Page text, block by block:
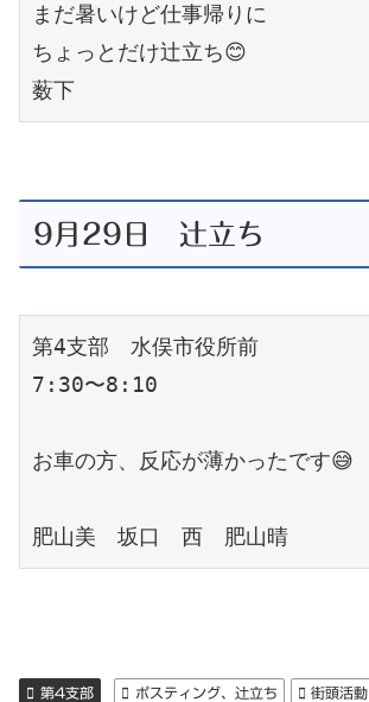
まだ暑いけど仕事帰りに
ちょっとだけ辻立ち😊
薮下
9月29日 辻立ち
第4支部　水俣市役所前
7:30〜8:10
お車の方、反応が薄かったです😅
肥山美　坂口　西　肥山晴
第4支部 ポスティング、辻立ち 街頭活動